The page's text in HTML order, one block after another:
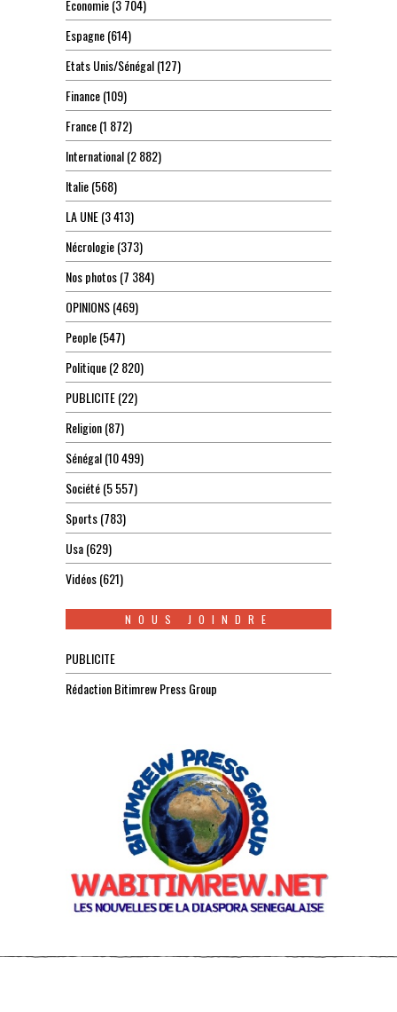
Economie(3 704)
Espagne(614)
Etats Unis/Sénégal(127)
Finance(109)
France(1 872)
International(2 882)
Italie(568)
LA UNE(3 413)
Nécrologie(373)
Nos photos(7 384)
OPINIONS(469)
People(547)
Politique(2 820)
PUBLICITE(22)
Religion(87)
Sénégal(10 499)
Société(5 557)
Sports(783)
Usa(629)
Vidéos(621)
NOUS JOINDRE
PUBLICITE
Rédaction Bitimrew Press Group